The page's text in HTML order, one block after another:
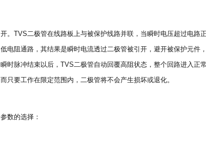
。TVS二极管在线路板上与被保护线路并联，当瞬时电压超过电路
电阻通路，其结果是瞬时电流透过二极管被引开，避开被保护元件
时脉冲结束以后，TVS二极管自动回覆高阻状态，整个回路进入正
只要工作在限定范围内，二极管将不会产生损坏或退化。
数的选择：